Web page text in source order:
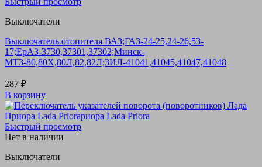
Выключатели
Выключатель отопителя ВАЗ;ГАЗ-24-25,24-26,53-
17;ЕрАЗ-3730,37301,37302;Минск-
МТЗ-80,80Х,80Л,82,82Л;ЗИЛ-41041,41045,41047,41048
287 ₽
В корзину
Быстрый просмотр
Нет в наличии
Выключатели